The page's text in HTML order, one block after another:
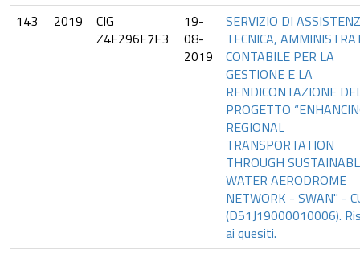
143
2019
CIG
Z4E296E7E3
19-
08-
2019
SERVIZIO DI
TECNICA,
CONTABILE PER LA
GESTIONE E LA
RENDICONTAZIONE
PROGETTO
REGIONAL
TRANSPORTATION
THROUGH
WATER AERODROME
NETWORK - SWAN" -
(D51J19000010006).
ai quesiti.